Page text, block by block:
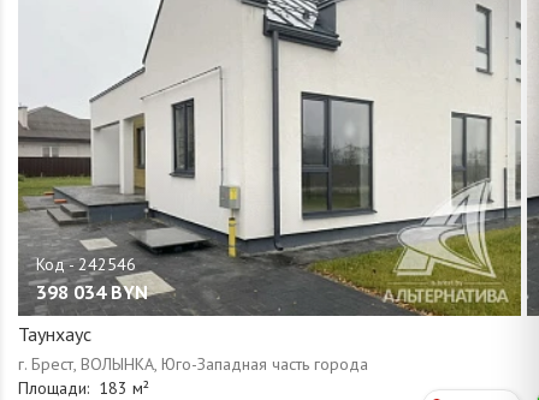
398 034 BYN
Таунхаус